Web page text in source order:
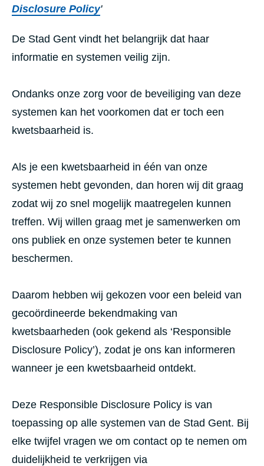
Disclosure Policy'
De Stad Gent vindt het belangrijk dat haar
informatie en systemen veilig zijn.
Ondanks onze zorg voor de beveiliging van deze
systemen kan het voorkomen dat er toch een
kwetsbaarheid is.
Als je een kwetsbaarheid in één van onze
systemen hebt gevonden, dan horen wij dit graag
zodat wij zo snel mogelijk maatregelen kunnen
treffen. Wij willen graag met je samenwerken om
ons publiek en onze systemen beter te kunnen
beschermen.
Daarom hebben wij gekozen voor een beleid van
gecoördineerde bekendmaking van
kwetsbaarheden (ook gekend als ‘Responsible
Disclosure Policy’), zodat je ons kan informeren
wanneer je een kwetsbaarheid ontdekt.
Deze Responsible Disclosure Policy is van
toepassing op alle systemen van de Stad Gent. Bij
elke twijfel vragen we om contact op te nemen om
duidelijkheid te verkrijgen via